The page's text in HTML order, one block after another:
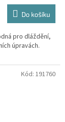
Do košíku
pro dláždění,
úpravách.
Kód: 191760